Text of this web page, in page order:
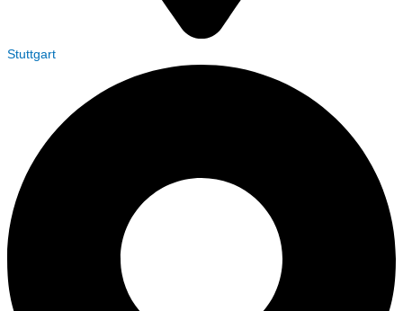
Stuttgart